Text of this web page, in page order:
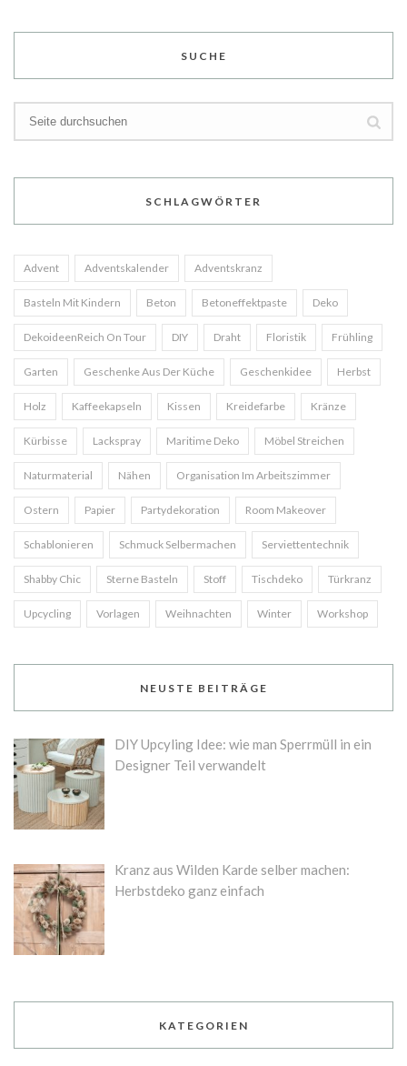
SUCHE
SCHLAGWÖRTER
Advent Adventskalender Adventskranz
Basteln Mit Kindern Beton Betoneffektpaste Deko
DekoideenReich On Tour DIY Draht Floristik Frühling
Garten Geschenke Aus Der Küche Geschenkidee Herbst
Holz Kaffeekapseln Kissen Kreidefarbe Kränze
Kürbisse Lackspray Maritime Deko Möbel Streichen
Naturmaterial Nähen Organisation Im Arbeitszimmer
Ostern Papier Partydekoration Room Makeover
Schablonieren Schmuck Selbermachen Serviettentechnik
Shabby Chic Sterne Basteln Stoff Tischdeko Türkranz
Upcycling Vorlagen Weihnachten Winter Workshop
NEUSTE BEITRÄGE
DIY Upcyling Idee: wie man Sperrmüll in ein
Designer Teil verwandelt
Kranz aus Wilden Karde selber machen:
Herbstdeko ganz einfach
KATEGORIEN